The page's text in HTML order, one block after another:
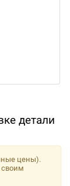
детали
цены).
своим